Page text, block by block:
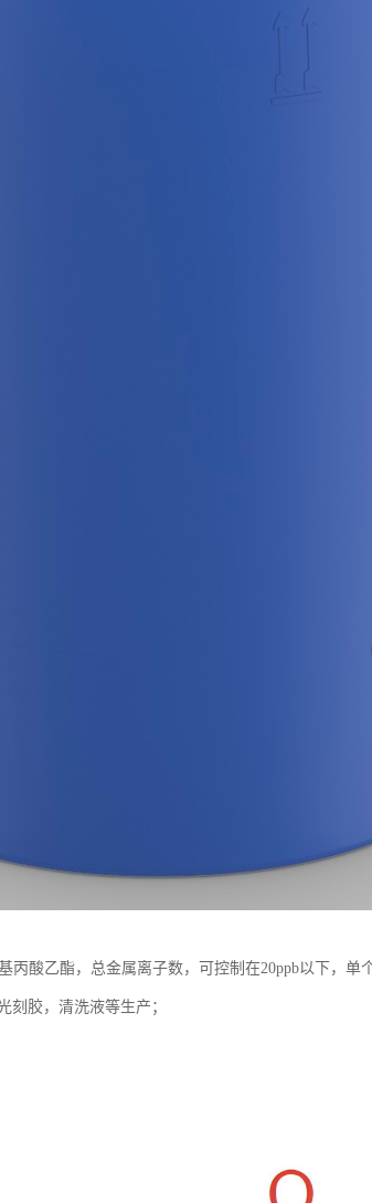
丙酸乙酯，总金属离子数，可控制在20ppb以下，单
刻胶，清洗液等生产；